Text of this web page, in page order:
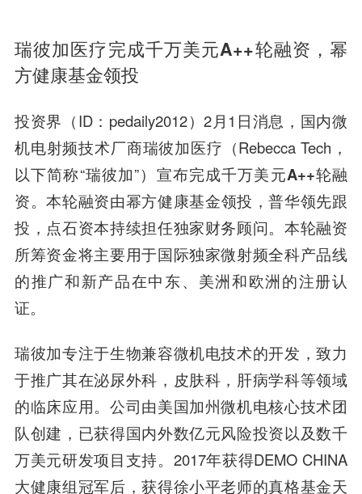
瑞彼加医疗完成千万美元A++轮融资，幂
方健康基金领投
投资界（ID：pedaily2012）2月1日消息，国内微
机电射频技术厂商瑞彼加医疗（Rebecca Tech，
以下简称“瑞彼加”）宣布完成千万美元A++轮融
资。本轮融资由幂方健康基金领投，普华领先跟
投， 点石资本持续担任独家财务顾问。本轮融资
所筹资金将主要用于国际独家微射频全科产品线
的推广和新产品在中东、美洲和欧洲的注册认
证。
瑞彼加专注于生物兼容微机电技术的开发，致力
于推广其在泌尿外科，皮肤科，肝病学科等领域
的临床应用。公司由美国加州微机电核心技术团
队创建，已获得国内外数亿元风险投资以及数千
万美元研发项目支持。2017年获得DEMO CHINA
大健康组冠军后，获得徐小平老师的真格基金天